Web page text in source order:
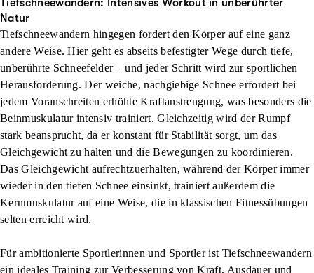
Tiefschneewandern: Intensives Workout in unberührter
Natur
Tiefschneewandern hingegen fordert den Körper auf eine ganz
andere Weise. Hier geht es abseits befestigter Wege durch tiefe,
unberührte Schneefelder – und jeder Schritt wird zur sportlichen
Herausforderung. Der weiche, nachgiebige Schnee erfordert bei
jedem Voranschreiten erhöhte Kraftanstrengung, was besonders die
Beinmuskulatur intensiv trainiert. Gleichzeitig wird der Rumpf
stark beansprucht, da er konstant für Stabilität sorgt, um das
Gleichgewicht zu halten und die Bewegungen zu koordinieren.
Das Gleichgewicht aufrechtzuerhalten, während der Körper immer
wieder in den tiefen Schnee einsinkt, trainiert außerdem die
Kernmuskulatur auf eine Weise, die in klassischen Fitnessübungen
selten erreicht wird.
Für ambitionierte Sportlerinnen und Sportler ist Tiefschneewandern
ein ideales Training zur Verbesserung von Kraft, Ausdauer und